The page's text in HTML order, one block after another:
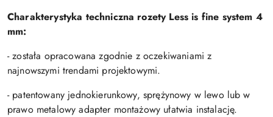
Charakterystyka techniczna rozety Less is fine system 4
mm:
- została opracowana zgodnie z oczekiwaniami z
najnowszymi trendami projektowymi.
- patentowany jednokierunkowy, sprężynowy w lewo lub w
prawo metalowy adapter montażowy ułatwia instalację.